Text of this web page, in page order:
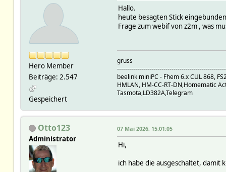
val
homeassistant/sensor/
ts
val
ts
val {"name":"Stromzaehler
homeassistant/sensor/
ts
val {"name":"Stromzaehler
homeassistant/sensor/
val {"name":"Stromzaehler
ts
val {"name":"Stromzaehler
homeassistant/sensor/
ts
val {"name":"Stromzaehler
Hero Member
Beiträge: 2.547
Gespeichert
Hallo.
heute besagten Stick
Frage zum webif von z2m , was
gruss
beelink miniPC - Fhem 6.x CUL 868,
HMLAN, HM-CC-RT-DN,Homematic
Tasmota,LD382A,Telegram
Otto123
Administrator
07 Mai 2026, 15:01:05
Hi,
ich habe die ausgeschaltet,